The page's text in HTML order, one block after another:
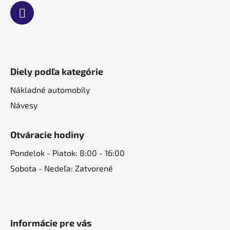
Diely podľa kategórie
Nákladné automobily
Návesy
Otváracie hodiny
Pondelok - Piatok: 8:00 - 16:00
Sobota - Nedeľa: Zatvorené
Informácie pre vás